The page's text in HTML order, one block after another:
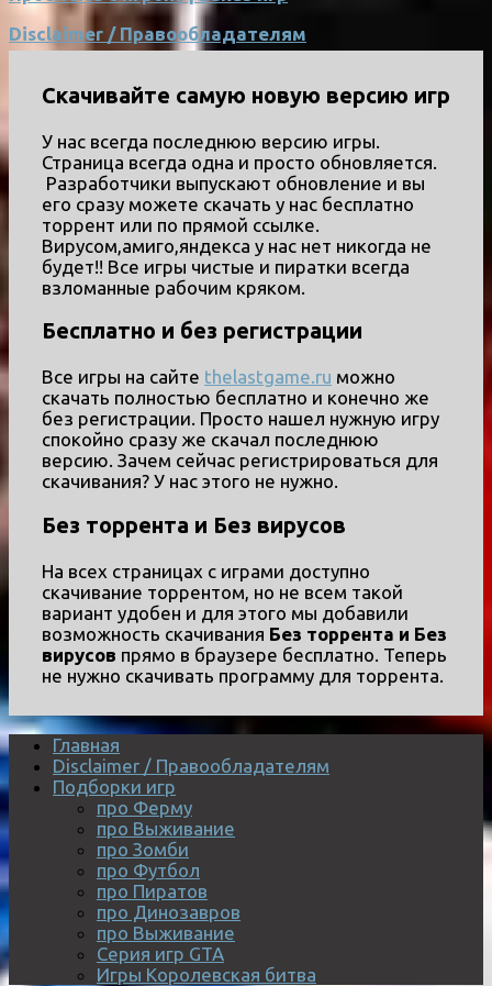
Disclaimer / Правообладателям
Скачивайте самую новую версию игр
У нас всегда последнюю версию игры.
Страница всегда одна и просто обновляется.
Разработчики выпускают обновление и вы
его сразу можете скачать у нас бесплатно
торрент или по прямой ссылке.
Вирусом,амиго,яндекса у нас нет никогда не
будет!! Все игры чистые и пиратки всегда
взломанные рабочим кряком.
Бесплатно и без регистрации
Все игры на сайте thelastgame.ru можно
скачать полностью бесплатно и конечно же
без регистрации. Просто нашел нужную игру
спокойно сразу же скачал последнюю
версию. Зачем сейчас регистрироваться для
скачивания? У нас этого не нужно.
Без торрента и Без вирусов
На всех страницах с играми доступно
скачивание торрентом, но не всем такой
вариант удобен и для этого мы добавили
возможность скачивания Без торрента и Без
вирусов прямо в браузере бесплатно. Теперь
не нужно скачивать программу для торрента.
Главная
Disclaimer / Правообладателям
Подборки игр
про Ферму
про Выживание
про Зомби
про Футбол
про Пиратов
про Динозавров
про Выживание
Серия игр GTA
Игры Королевская битва